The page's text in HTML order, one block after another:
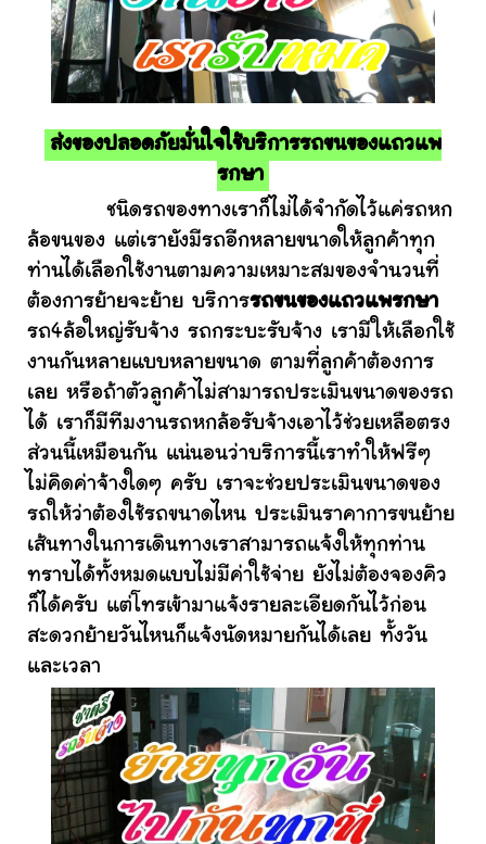
ส่งของปลอดภัยมั่นใจใช้บริการรถขนของแถวแพ
รกษา
ชนิดรถของทางเราก็ไม่ได้จำกัดไว้แค่รถหก
ล้อขนของ แต่เรายังมีรถอีกหลายขนาดให้ลูกค้าทุก
ท่านได้เลือกใช้งานตามความเหมาะสมของจำนวนที่
ต้องการย้ายจะย้าย บริการรถขนของแถวแพรกษา
รถ4ล้อใหญ่รับจ้าง รถกระบะรับจ้าง เรามีให้เลือกใช้
งานกันหลายแบบหลายขนาด ตามที่ลูกค้าต้องการ
เลย หรือถ้าตัวลูกค้าไม่สามารถประเมินขนาดของรถ
ได้ เราก็มีทีมงานรถหกล้อรับจ้างเอาไว้ช่วยเหลือตรง
ส่วนนี้เหมือนกัน แน่นอนว่าบริการนี้เราทำให้ฟรีๆ
ไม่คิดค่าจ้างใดๆ ครับ เราจะช่วยประเมินขนาดของ
รถให้ว่าต้องใช้รถขนาดไหน ประเมินราคาการขนย้าย
เส้นทางในการเดินทางเราสามารถแจ้งให้ทุกท่าน
ทราบได้ทั้งหมดแบบไม่มีค่าใช้จ่าย ยังไม่ต้องจองคิว
ก็ได้ครับ แต่โทรเข้ามาแจ้งรายละเอียดกันไว้ก่อน
สะดวกย้ายวันไหนก็แจ้งนัดหมายกันได้เลย ทั้งวัน
และเวลา